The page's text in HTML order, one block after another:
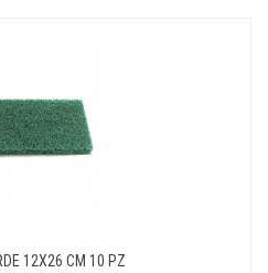
12X26 CM 10 PZ